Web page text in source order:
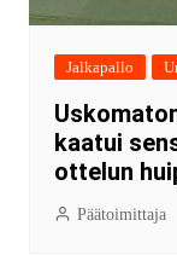
Jalkapallo
kaatui
ottelun
Päätoimittaja